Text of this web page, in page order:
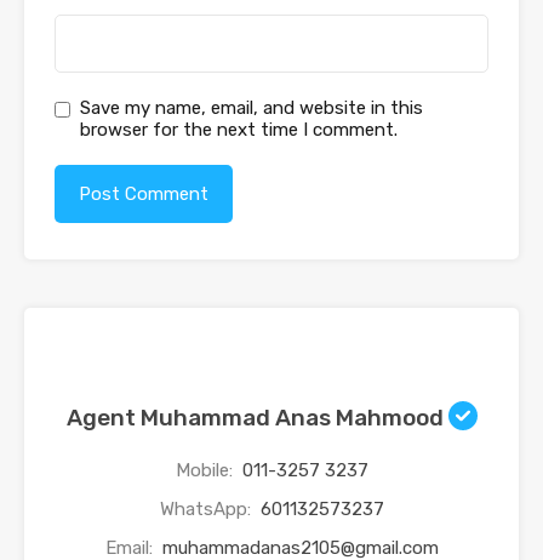
Save my name, email, and website in this
browser for the next time I comment.
Agent Muhammad Anas Mahmood
Mobile: 011-3257 3237
WhatsApp: 601132573237
Email: muhammadanas2105@gmail.com